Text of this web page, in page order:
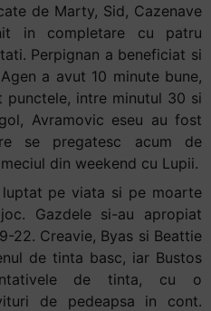
de Marty, Sid, Cazenave
in completare cu patru
Perpignan a beneficiat si
a avut 10 minute bune,
intre minutul 30 si
Avramovic eseu au fost
se pregatesc acum de
din weekend cu Lupii.
pe viata si pe moarte
Gazdele si-au apropiat
22. Creavie, Byas si Beattie
de tinta basc, iar Bustos
de tinta, cu o
de pedeapsa in cont.